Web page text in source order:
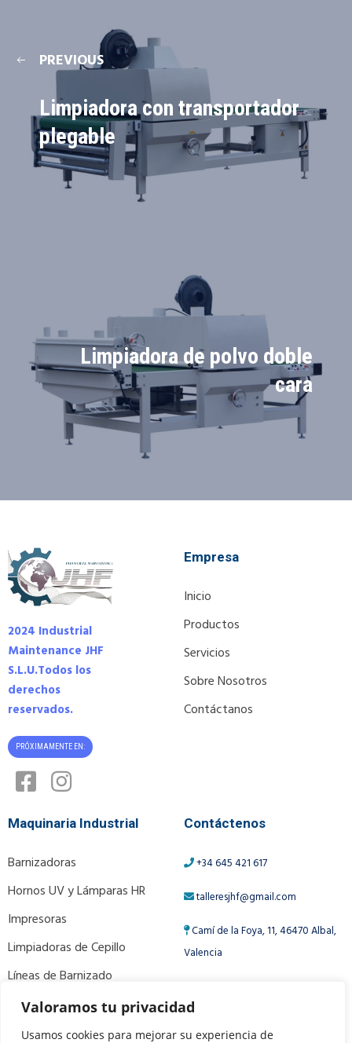
Valoramos tu privacidad
Usamos cookies para mejorar su experiencia de
PREVIOUS
Limpiadora con transportador
plegable
Limpiadora de polvo doble
cara
2024 Industrial
Maintenance JHF
S.L.U.Todos los
derechos
reservados.
PRÓXIMAMENTE EN:
Empresa
Inicio
Productos
Servicios
Sobre Nosotros
Contáctanos
Maquinaria Industrial
Barnizadoras
Hornos UV y Lámparas HR
Impresoras
Limpiadoras de Cepillo
Líneas de Barnizado
Ver Más Productos
Contáctenos
+34 645 421 617
talleresjhf@gmail.com
Camí de la Foya, 11, 46470 Albal,
Valencia